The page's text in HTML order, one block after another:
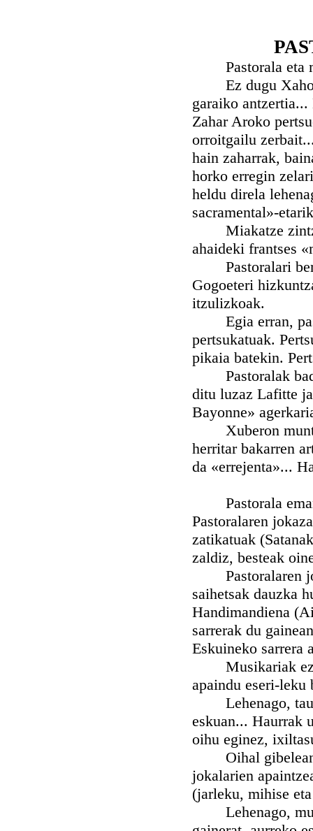
Pastorala eta
Ez dugu
garaiko
Zahar Aroko
orroitgailu
hain zaharrak,
horko erregin
heldu direla
sacramental»-
Miakatze
ahaideki frantses
Pastoralari bere
Gogoeteri
itzulizkoak.
Egia erran,
pertsukatuak.
pikaia batekin.
Pastoralak
ditu luzaz Lafitte
Bayonne»
Xuberon
herritar bakarren
da «errejenta»...
Pastorala eman
Pastoralaren
zatikatuak
zaldiz, besteak
Pastoralaren
saihetsak dauzka
Handimandiena
sarrerak du
Eskuineko sarrera
Musikariak
apaindu eseri-leku
Lehenago,
eskuan... Haurrak
oihu eginez,
Oihal gibelean
jokalarien
(jarleku, mihise
Lehenago,